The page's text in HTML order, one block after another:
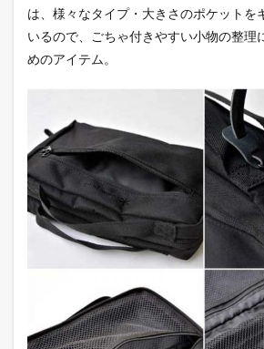
は、様々なタイプ・大きさのポケットを
いるので、ごちゃ付きやすい小物の整理
めのアイテム。